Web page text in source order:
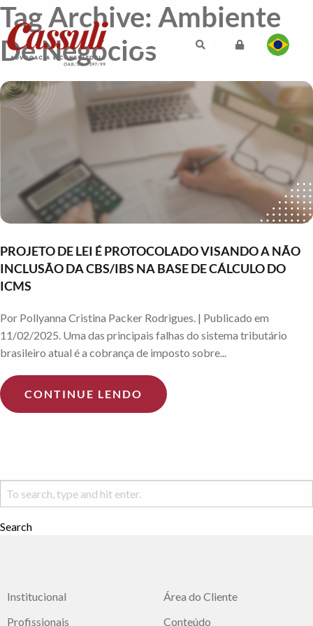
Tag Archive: Ambiente
De Negócios
PROJETO DE LEI É PROTOCOLADO VISANDO A NÃO
INCLUSÃO DA CBS/IBS NA BASE DE CÁLCULO DO
ICMS
Por Pollyanna Cristina Packer Rodrigues. | Publicado em
11/02/2025. Uma das principais falhas do sistema tributário
brasileiro atual é a cobrança de imposto sobre...
CONTINUE LENDO
Search
Institucional
Profissionais
Área do Cliente
Conteúdo